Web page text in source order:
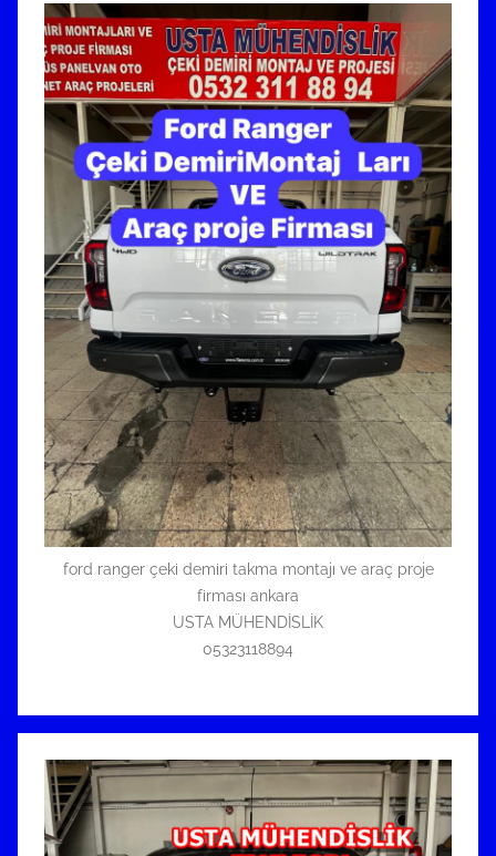
ford ranger çeki demiri takma montajı ve araç proje
firması ankara
USTA MÜHENDİSLİK
05323118894